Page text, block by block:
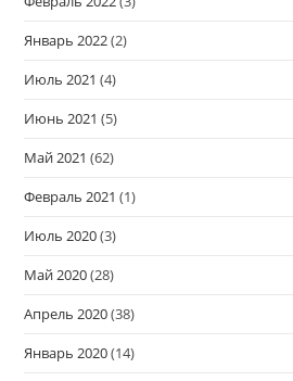
Январь 2022(2)
Июль 2021 (4)
Июнь 2021 (5)
Май 2021 (62)
Февраль 2021 (1)
Июль 2020(3)
Май 2020(28)
Апрель 2020(38)
Январь 2020(14)